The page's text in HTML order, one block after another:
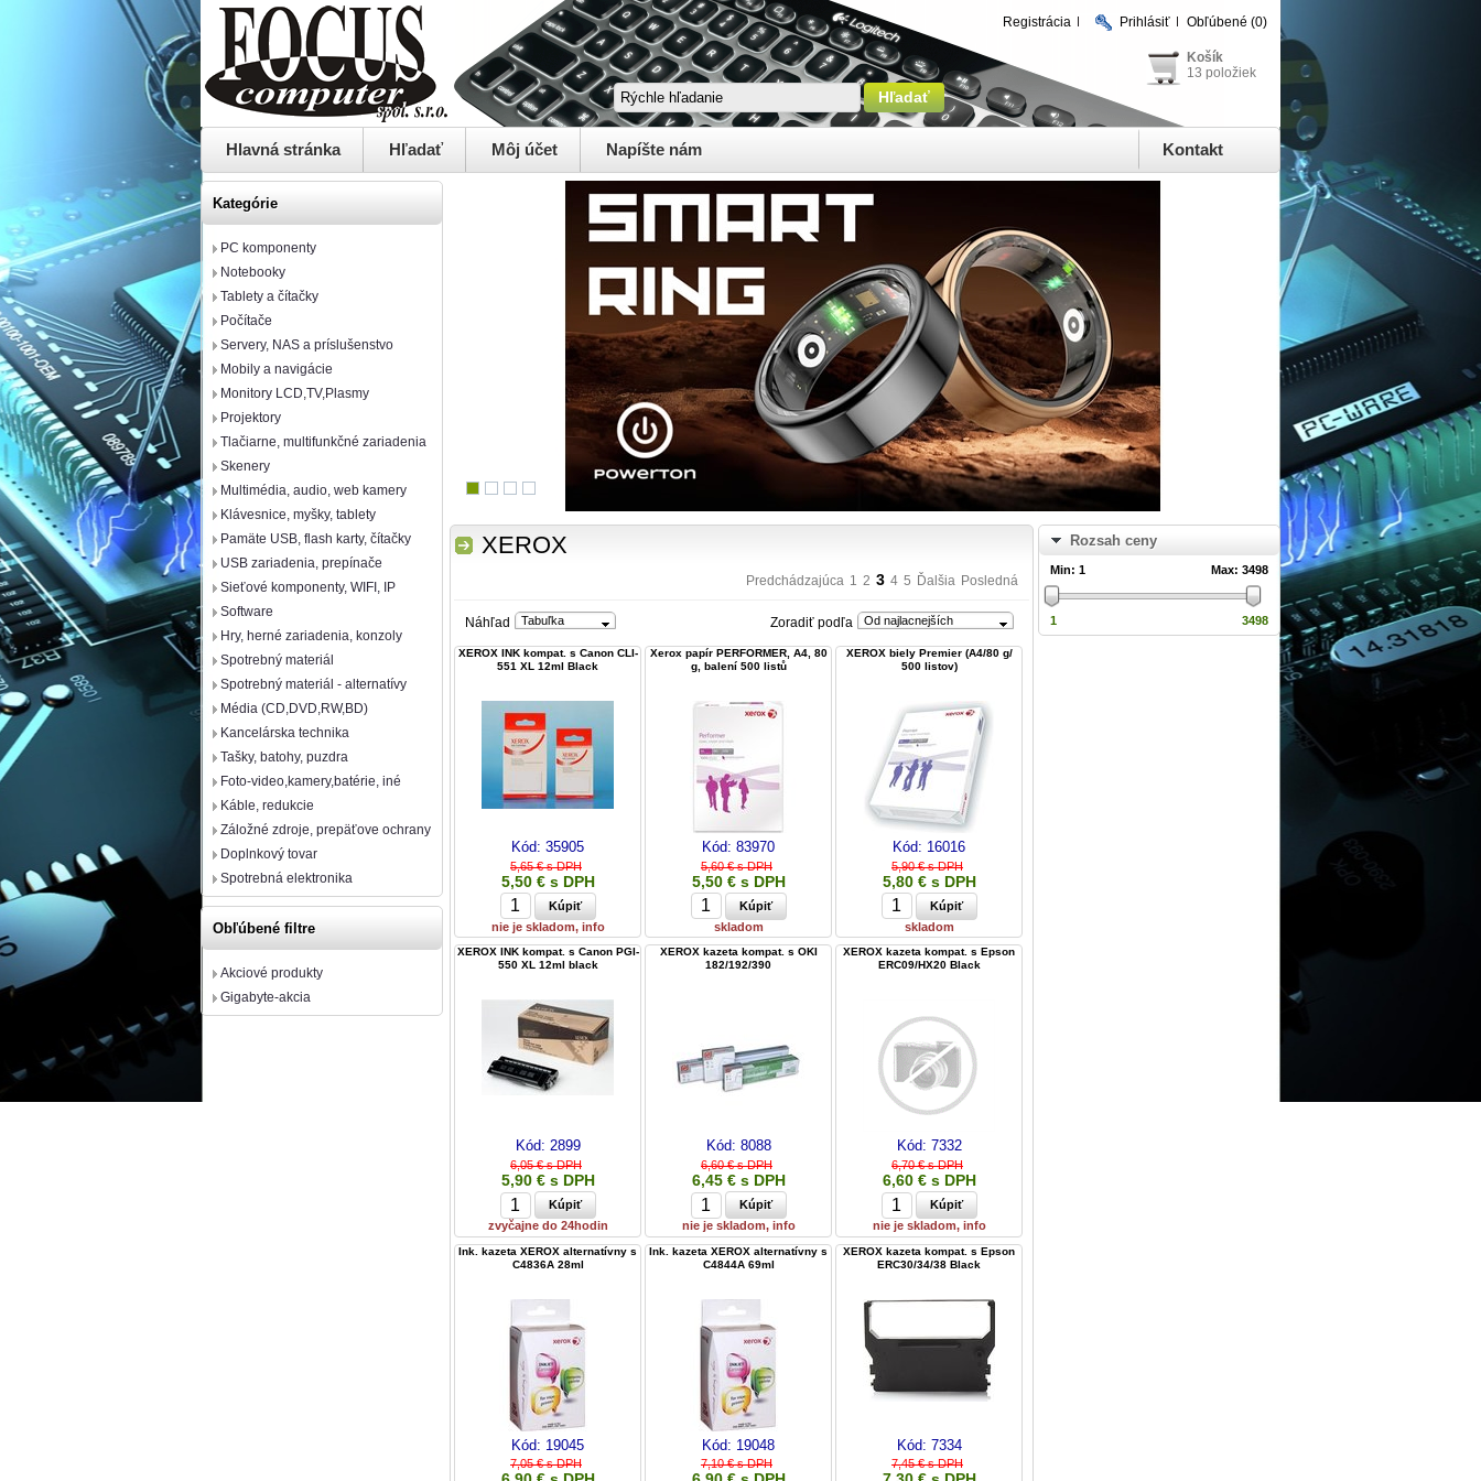
Registrácia Prihlásiť Obľúbené (0)
Košík
13 položiek
Hlavná stránka Hľadať Môj účet Napíšte nám Kontakt
Kategórie
PC komponenty
Notebooky
Tablety a čítačky
Počítače
Servery, NAS a príslušenstvo
Mobily a navigácie
Monitory LCD,TV,Plasmy
Projektory
Tlačiarne, multifunkčné zariadenia
Skenery
Multimédia, audio, web kamery
Klávesnice, myšky, tablety
Pamäte USB, flash karty, čítačky
USB zariadenia, prepínače
Sieťové komponenty, WIFI, IP
Software
Hry, herné zariadenia, konzoly
Spotrebný materiál
Spotrebný materiál - alternatívy
Média (CD,DVD,RW,BD)
Kancelárska technika
Tašky, batohy, puzdra
Foto-video,kamery,batérie, iné
Káble, redukcie
Záložné zdroje, prepäťove ochrany
Doplnkový tovar
Spotrebná elektronika
Obľúbené filtre
Akciové produkty
Gigabyte-akcia
XEROX
Predchádzajúca 1 2 3 4 5 Ďalšia Posledná
Náhľad Tabuľka Zoradiť podľa Od najlacnejších
XEROX INK kompat. s Canon CLI-
551 XL 12ml Black
Kód: 35905
5,65 € s DPH
5,50 € s DPH
nie je skladom, info
Xerox papír PERFORMER, A4, 80
g, balení 500 listů
Kód: 83970
5,60 € s DPH
5,50 € s DPH
skladom
XEROX biely Premier (A4/80 g/
500 listov)
Kód: 16016
5,90 € s DPH
5,80 € s DPH
skladom
XEROX INK kompat. s Canon PGI-
550 XL 12ml black
Kód: 2899
6,05 € s DPH
5,90 € s DPH
zvyčajne do 24hodin
XEROX kazeta kompat. s OKI
182/192/390
Kód: 8088
6,60 € s DPH
6,45 € s DPH
nie je skladom, info
XEROX kazeta kompat. s Epson
ERC09/HX20 Black
Kód: 7332
6,70 € s DPH
6,60 € s DPH
nie je skladom, info
Ink. kazeta XEROX alternatívny s
C4836A 28ml
Kód: 19045
7,05 € s DPH
Ink. kazeta XEROX alternatívny s
C4844A 69ml
Kód: 19048
7,10 € s DPH
XEROX kazeta kompat. s Epson
ERC30/34/38 Black
Kód: 7334
7,45 € s DPH
Rozsah ceny
Min: 1 Max: 3498
1 3498